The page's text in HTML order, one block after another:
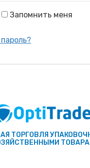
Запомнить меня
ТОРГОВЛЯ